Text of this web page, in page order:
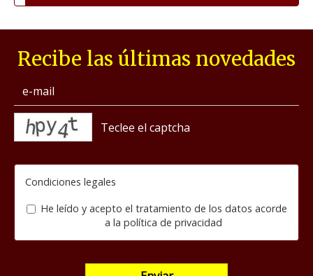
Recibe las últimas novedades
Condiciones legales
He leído y acepto el tratamiento de los datos acorde
a la política de privacidad